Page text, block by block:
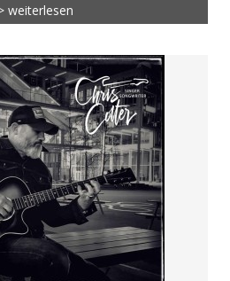
weiterlesen